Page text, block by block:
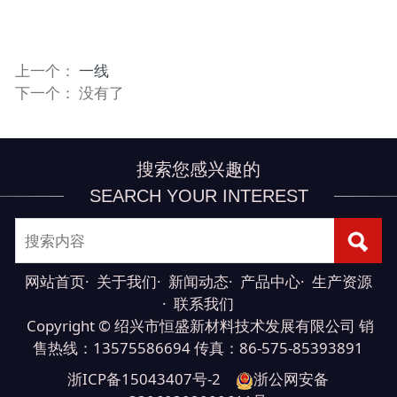
上一个： 一线
下一个： 没有了
搜索您感兴趣的
SEARCH YOUR INTEREST
网站首页· 关于我们· 新闻动态· 产品中心· 生产资源
·联系我们
Copyright © 绍兴市恒盛新材料技术发展有限公司 销
售热线：13575586694 传真：86-575-85393891
浙ICP备15043407号-2
浙公网安备